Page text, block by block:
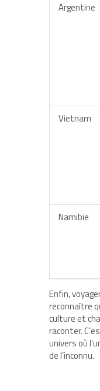
Argentine
Vietnam
Namibie
Enfin,
reconnaître
culture et
raconter.
univers où
de l’inconnu.